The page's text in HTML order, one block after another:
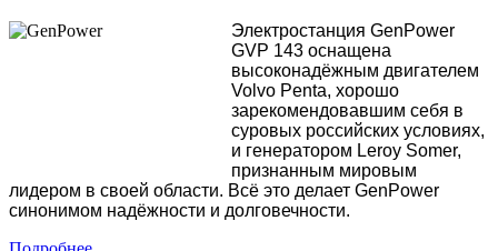
Электростанция GenPower
GVP 143 оснащена
высоконадёжным двигателем
Volvo Penta, хорошо
зарекомендовавшим себя в
суровых российских условиях,
и генератором Leroy Somer,
признанным мировым
лидером в своей области. Всё это делает GenPower
синонимом надёжности и долговечности.